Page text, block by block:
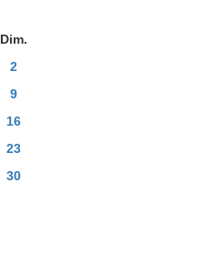
Dim.
2
9
16
23
30